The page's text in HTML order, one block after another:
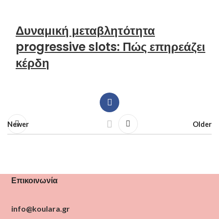
Δυναμική μεταβλητότητα
progressive slots: Πώς επηρεάζει
κέρδη
Newer Older
Επικοινωνία
info@koulara.gr